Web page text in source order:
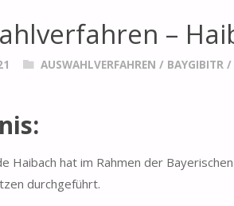
–
AUSWAHLVERFAHREN / BAYGIBITR/
Haibach hat im Rahmen der
durchgeführt.